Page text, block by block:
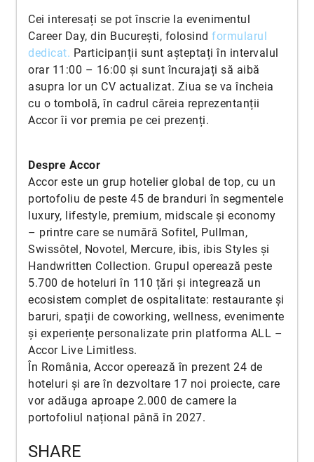
Cei interesați se pot înscrie la evenimentul
Career Day, din București, folosind formularul
dedicat. Participanții sunt așteptați în intervalul
orar 11:00 – 16:00 și sunt încurajați să aibă
asupra lor un CV actualizat. Ziua se va încheia
cu o tombolă, în cadrul căreia reprezentanții
Accor îi vor premia pe cei prezenți.
Despre Accor
Accor este un grup hotelier global de top, cu un
portofoliu de peste 45 de branduri în segmentele
luxury, lifestyle, premium, midscale și economy
– printre care se numără Sofitel, Pullman,
Swissôtel, Novotel, Mercure, ibis, ibis Styles și
Handwritten Collection. Grupul operează peste
5.700 de hoteluri în 110 țări și integrează un
ecosistem complet de ospitalitate: restaurante și
baruri, spații de coworking, wellness, evenimente
și experiențe personalizate prin platforma ALL –
Accor Live Limitless.
În România, Accor operează în prezent 24 de
hoteluri și are în dezvoltare 17 noi proiecte, care
vor adăuga aproape 2.000 de camere la
portofoliul național până în 2027.
SHARE